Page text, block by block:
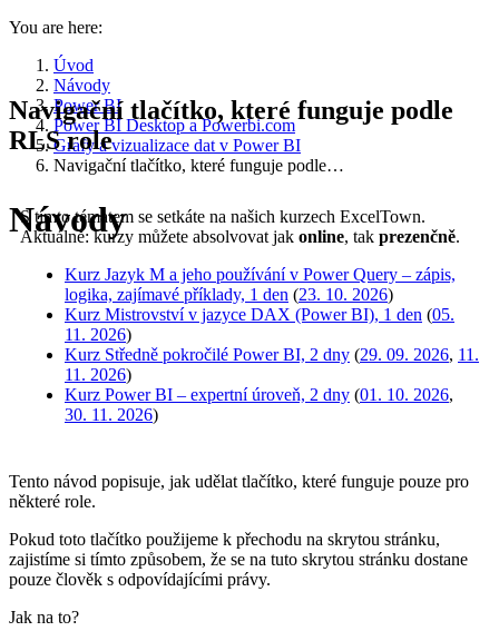
You are here:
Úvod
Návody
Power BI
Power BI Desktop a Powerbi.com
Grafy a vizualizace dat v Power BI
Navigační tlačítko, které funguje podle…
Návody
Navigační tlačítko, které funguje podle
RLS role
S tímto tématem se setkáte na našich kurzech ExcelTown.
Aktuálně: kurzy můžete absolvovat jak online, tak prezenčně.
Kurz Jazyk M a jeho používání v Power Query – zápis,
logika, zajímavé příklady, 1 den (23. 10. 2026)
Kurz Mistrovství v jazyce DAX (Power BI), 1 den (05.
11. 2026)
Kurz Středně pokročilé Power BI, 2 dny (29. 09. 2026, 11.
11. 2026)
Kurz Power BI – expertní úroveň, 2 dny (01. 10. 2026,
30. 11. 2026)
Tento návod popisuje, jak udělat tlačítko, které funguje pouze pro
některé role.
Pokud toto tlačítko použijeme k přechodu na skrytou stránku,
zajistíme si tímto způsobem, že se na tuto skrytou stránku dostane
pouze člověk s odpovídajícími právy.
Jak na to?